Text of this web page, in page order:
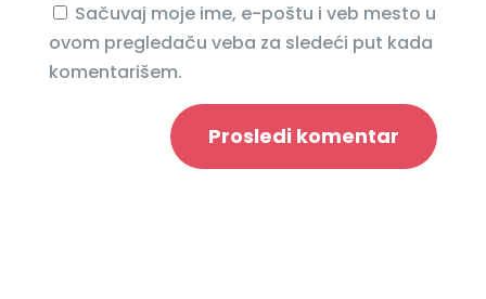
Sačuvaj moje ime, e-poštu i veb mesto u
ovom pregledaču veba za sledeći put kada
komentarišem.
Prosledi komentar